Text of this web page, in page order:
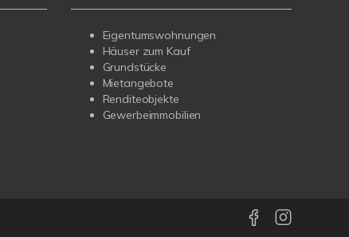
Eigentumswohnungen
Häuser zum Kauf
Grundstücke
Mietangebote
Renditeobjekte
Gewerbeimmobilien